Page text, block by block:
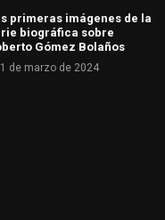
primeras imágenes de la
biográfica sobre
Gómez Bolaños
1 de marzo de 2024